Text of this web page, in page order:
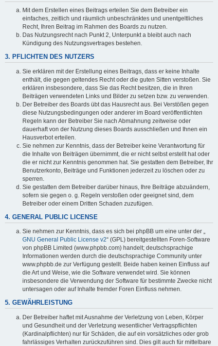
Mit dem Erstellen eines Beitrags erteilen Sie dem Betreiber ein
einfaches, zeitlich und räumlich unbeschränktes und unentgeltliches
Recht, Ihren Beitrag im Rahmen des Boards zu nutzen.
Das Nutzungsrecht nach Punkt 2, Unterpunkt a bleibt auch nach
Kündigung des Nutzungsvertrages bestehen.
3. PFLICHTEN DES NUTZERS
Sie erklären mit der Erstellung eines Beitrags, dass er keine Inhalte
enthält, die gegen geltendes Recht oder die guten Sitten verstoßen. Sie
erklären insbesondere, dass Sie das Recht besitzen, die in Ihren
Beiträgen verwendeten Links und Bilder zu setzen bzw. zu verwenden.
Der Betreiber des Boards übt das Hausrecht aus. Bei Verstößen gegen
diese Nutzungsbedingungen oder anderer im Board veröffentlichten
Regeln kann der Betreiber Sie nach Abmahnung zeitweise oder
dauerhaft von der Nutzung dieses Boards ausschließen und Ihnen ein
Hausverbot erteilen.
Sie nehmen zur Kenntnis, dass der Betreiber keine Verantwortung für
die Inhalte von Beiträgen übernimmt, die er nicht selbst erstellt hat oder
die er nicht zur Kenntnis genommen hat. Sie gestatten dem Betreiber, Ihr
Benutzerkonto, Beiträge und Funktionen jederzeit zu löschen oder zu
sperren.
Sie gestatten dem Betreiber darüber hinaus, Ihre Beiträge abzuändern,
sofern sie gegen o. g. Regeln verstoßen oder geeignet sind, dem
Betreiber oder einem Dritten Schaden zuzufügen.
4. GENERAL PUBLIC LICENSE
Sie nehmen zur Kenntnis, dass es sich bei phpBB um eine unter der „
GNU General Public License v2“ (GPL) bereitgestellten Foren-Software
von phpBB Limited (www.phpbb.com) handelt; deutschsprachige
Informationen werden durch die deutschsprachige Community unter
www.phpbb.de zur Verfügung gestellt. Beide haben keinen Einfluss auf
die Art und Weise, wie die Software verwendet wird. Sie können
insbesondere die Verwendung der Software für bestimmte Zwecke nicht
untersagen oder auf Inhalte fremder Foren Einfluss nehmen.
5. GEWÄHRLEISTUNG
Der Betreiber haftet mit Ausnahme der Verletzung von Leben, Körper
und Gesundheit und der Verletzung wesentlicher Vertragspflichten
(Kardinalpflichten) nur für Schäden, die auf ein vorsätzliches oder grob
fahrlässiges Verhalten zurückzuführen sind. Dies gilt auch für mittelbare